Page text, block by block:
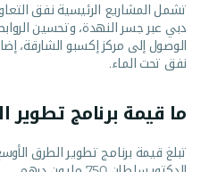
تشمل المشاريع الرئيسية نفق
دبي عبر جسر النهدة، وتحسين
الوصول إلى مركز إكسبو الشارقة،
نفق تحت الماء.
ما قيمة برنامج
تبلغ قيمة برنامج تطوير الطرق